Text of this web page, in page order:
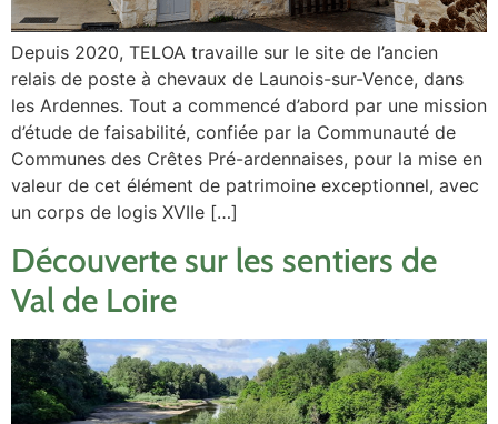
Depuis 2020, TELOA travaille sur le site de l’ancien
relais de poste à chevaux de Launois-sur-Vence, dans
les Ardennes. Tout a commencé d’abord par une mission
d’étude de faisabilité, confiée par la Communauté de
Communes des Crêtes Pré-ardennaises, pour la mise en
valeur de cet élément de patrimoine exceptionnel, avec
un corps de logis XVIIe […]
Découverte sur les sentiers de
Val de Loire